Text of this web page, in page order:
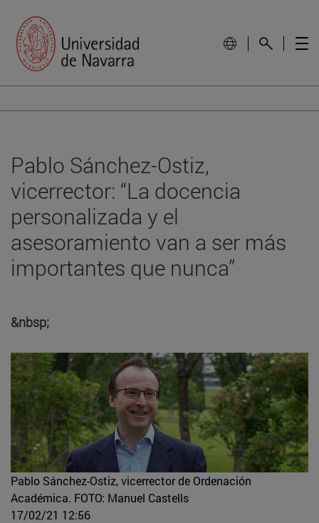
Pablo Sánchez-Ostiz,
vicerrector: “La docencia
personalizada y el
asesoramiento van a ser más
importantes que nunca”
&nbsp;
Pablo Sánchez-Ostiz, vicerrector de Ordenación
Académica. FOTO: Manuel Castells
17/02/21 12:56